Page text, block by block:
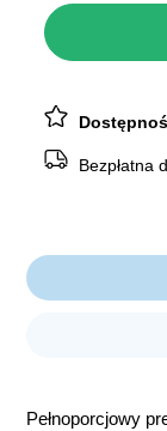
Bezpłatna
Pełnoporcjowy